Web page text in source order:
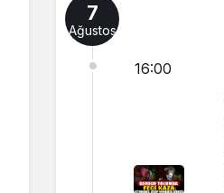
7
Ağustos
16:00